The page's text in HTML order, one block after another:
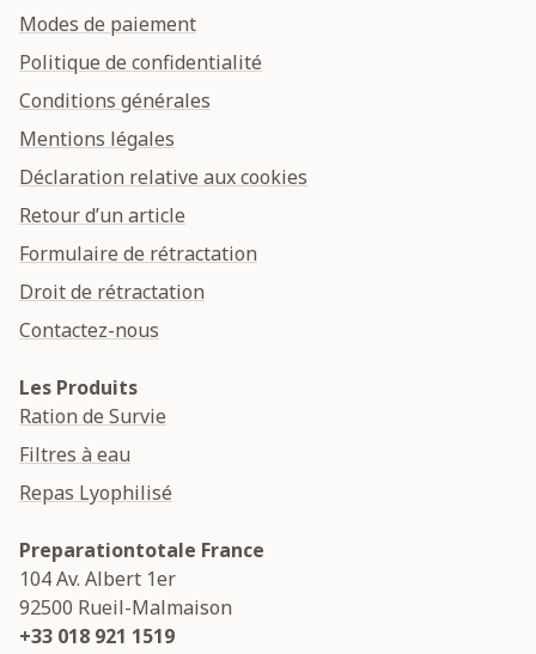
Modes de paiement
Politique de confidentialité
Conditions générales
Mentions légales
Déclaration relative aux cookies
Retour d’un article
Formulaire de rétractation
Droit de rétractation
Contactez-nous
Les Produits
Ration de Survie
Filtres à eau
Repas Lyophilisé
Preparationtotale France
104 Av. Albert 1er
92500 Rueil-Malmaison
+33 018 921 1519